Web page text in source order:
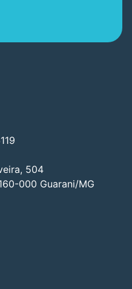
504
000 Guarani/MG